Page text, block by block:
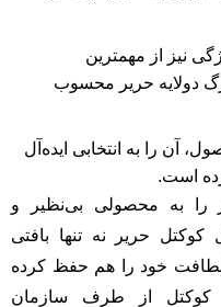
نیز از مهمترین
دستمال کوکتل 550 برگ دولایه حریر محسوب
آن را به انتخابی ایده‌آل
است.
را به محصولی بی‌نظیر و
حرير نه تنها بافتی
خود را هم حفظ کرده
کوکتل از طرف سازمان